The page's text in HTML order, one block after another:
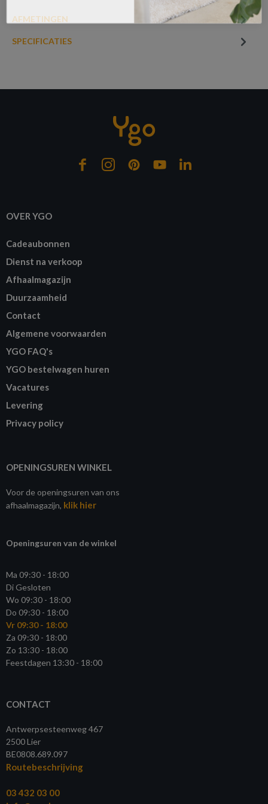
AFMETINGEN
SPECIFICATIES
LED-lamp LED LAMP Wit
OVER YGO
Cadeaubonnen
Dienst na verkoop
Afhaalmagazijn
Duurzaamheid
Contact
Algemene voorwaarden
YGO FAQ's
YGO bestelwagen huren
Vacatures
Levering
Privacy policy
OPENINGSUREN WINKEL
Voor de openingsuren van ons
afhaalmagazijn, klik hier
Openingsuren van de winkel
Ma 09:30 - 18:00
Di Gesloten
Wo 09:30 - 18:00
Do 09:30 - 18:00
Vr 09:30 - 18:00
Za 09:30 - 18:00
Zo 13:30 - 18:00
Feestdagen 13:30 - 18:00
CONTACT
Antwerpsesteenweg 467
2500 Lier
BE0808.689.097
Routebeschrijving
03 432 03 00